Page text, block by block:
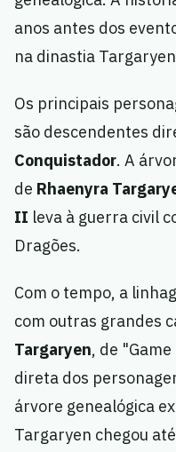
anos antes dos
na dinastia
Os principais
são descendentes
Conquistador. A
de Rhaenyra
II leva à guerra civil
Dragões.
Com o tempo, a
com outras grandes
Targaryen, de
direta dos
árvore genealógica
Targaryen chegou até